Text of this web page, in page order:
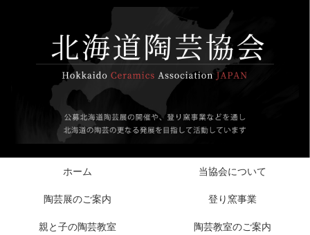
ホーム 当協会について
陶芸展のご案内 登り窯事業
親と子の陶芸教室 陶芸教室のご案内